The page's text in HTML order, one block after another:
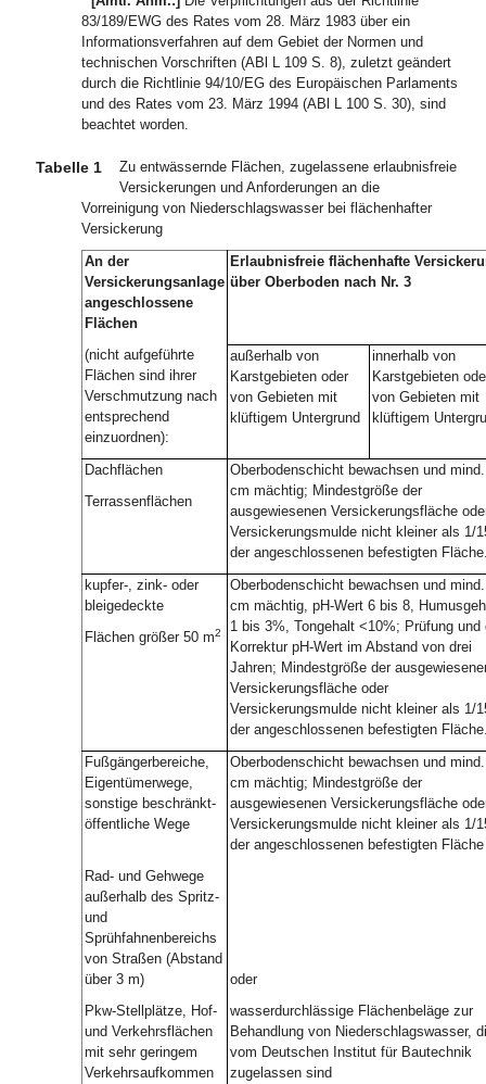
83/189/EWG des Rates vom 28. März 1983 über ein
Informationsverfahren auf dem Gebiet der Normen und
technischen Vorschriften (ABl L 109 S. 8), zuletzt geändert
durch die Richtlinie 94/10/EG des Europäischen Parlaments
und des Rates vom 23. März 1994 (ABl L 100 S. 30), sind
beachtet worden.
Tabelle 1
Zu entwässernde Flächen, zugelassene erlaubnisfreie
Versickerungen und Anforderungen an die
Vorreinigung von Niederschlagswasser bei flächenhafter
Versickerung
An der
Versickerungsanlage
angeschlossene
Flächen
Erlaubnisfreie flächenhafte
über Oberboden nach Nr. 3
(nicht aufgeführte
Flächen sind ihrer
Verschmutzung nach
entsprechend
einzuordnen):
außerhalb von
Karstgebieten oder
von Gebieten mit
klüftigem Untergrund
innerhalb von
Karstgebieten
von Gebieten mit
klüftigem
Dachflächen
Terrassenflächen
Oberbodenschicht bewachsen und
cm mächtig; Mindestgröße der
ausgewiesenen Versickerungsfläche
Versickerungsmulde nicht kleiner als 1/
der angeschlossenen befestigten
kupfer-, zink- oder
bleigedeckte
Flächen größer 50 m2
Oberbodenschicht bewachsen und
cm mächtig, pH-Wert 6 bis 8,
1 bis 3%, Tongehalt <10%; Prüfung und
Korrektur pH-Wert im Abstand von drei
Jahren; Mindestgröße der
Versickerungsfläche oder
Versickerungsmulde nicht kleiner als 1/
der angeschlossenen befestigten
Fußgängerbereiche,
Eigentümerwege,
sonstige beschränkt-
öffentliche Wege
Oberbodenschicht bewachsen und
cm mächtig; Mindestgröße der
ausgewiesenen Versickerungsfläche
Versickerungsmulde nicht kleiner als 1/
der angeschlossenen befestigten Fläche
Rad- und Gehwege
außerhalb des Spritz-
und
Sprühfahnenbereichs
von Straßen (Abstand
über 3 m)
oder
Pkw-Stellplätze, Hof-
und Verkehrsflächen
mit sehr geringem
Verkehrsaufkommen
wasserdurchlässige Flächenbeläge zur
Behandlung von Niederschlagswasser,
vom Deutschen Institut für Bautechnik
zugelassen sind